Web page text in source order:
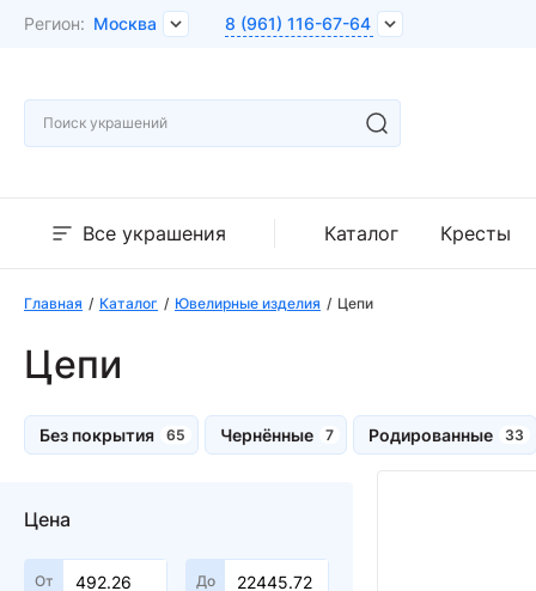
Регион: Москва 8 (961) 116-67-64
Все украшения Каталог Кресты
Главная Каталог Ювелирные изделия Цепи
Цепи
Без покрытия Чернённые Родированные
Цена
От До